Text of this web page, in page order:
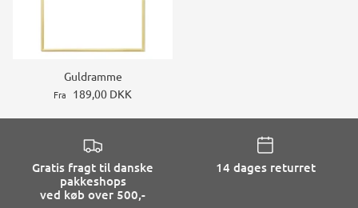
Guldramme
Fra 189,00 DKK
Gratis fragt til danske
pakkeshops
ved køb over 500,-
14 dages returret